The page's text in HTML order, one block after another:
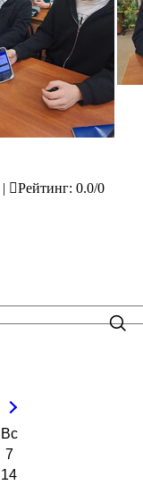
| Рейтинг: 0.0/0
Вс
7
14